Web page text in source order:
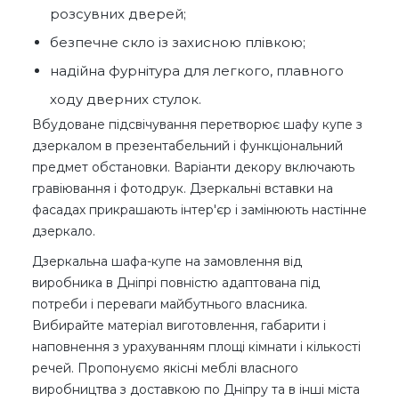
розсувних дверей;
безпечне скло із захисною плівкою;
надійна фурнітура для легкого, плавного
ходу дверних стулок.
Вбудоване підсвічування перетворює шафу купе з
дзеркалом в презентабельний і функціональний
предмет обстановки. Варіанти декору включають
гравіювання і фотодрук. Дзеркальні вставки на
фасадах прикрашають інтер'єр і замінюють настінне
дзеркало.
Дзеркальна шафа-купе на замовлення від
виробника в Дніпрі повністю адаптована під
потреби і переваги майбутнього власника.
Вибирайте матеріал виготовлення, габарити і
наповнення з урахуванням площі кімнати і кількості
речей. Пропонуємо якісні меблі власного
виробництва з доставкою по Дніпру та в інші міста